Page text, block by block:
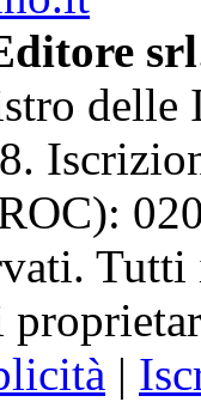
srl
delle
Tutti
|